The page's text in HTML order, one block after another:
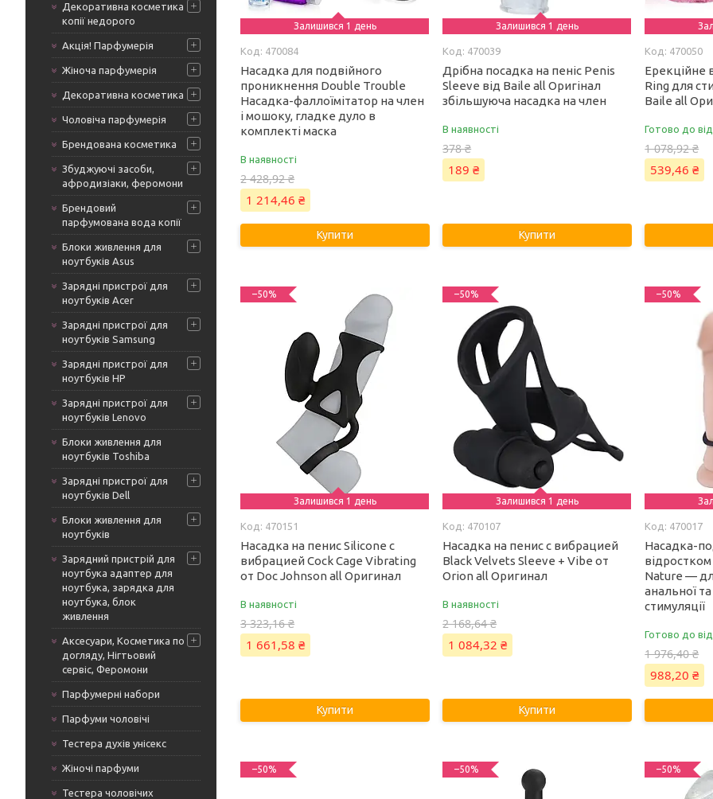
Декоративна косметика
копії недорого
Акція! Парфумерія
Жіноча парфумерія
Декоративна косметика
Чоловіча парфумерія
Брендована косметика
Збуджуючі засоби,
афродизіаки, феромони
Брендовий
парфумована вода копії
Блоки живлення для
ноутбуків Asus
Зарядні пристрої для
ноутбуків Acer
Зарядні пристрої для
ноутбуків Samsung
Зарядні пристрої для
ноутбуків HP
Зарядні пристрої для
ноутбуків Lenovo
Блоки живлення для
ноутбуків Toshiba
Зарядні пристрої для
ноутбуків Dell
Блоки живлення для
ноутбуків
Зарядний пристрій для
ноутбука адаптер для
ноутбука, зарядка для
ноутбука, блок
живлення
Аксесуари, Косметика по
догляду, Нігтьовий
сервіс, Феромони
Парфумерні набори
Парфуми чоловічі
Тестера духів унісекс
Жіночі парфуми
Тестера чоловічих
Залишився 1 день
470084
Насадка для подвійного
проникнення Double Trouble
Насадка-фаллоїмітатор на член
і мошоку, гладке дуло в
комплекті маска
В наявності
2 428,92 ₴
1 214,46 ₴
Купити
Залишився 1 день
470039
Дрібна посадка на пеніс Penis
Sleeve від Baile all Оригінал
збільшуюча насадка на член
В наявності
378 ₴
189 ₴
Купити
470050
Ерекційне
Ring для
Baile all
Готово до
1 078,92 ₴
539,46 ₴
–50%
Залишився 1 день
470151
Насадка на пенис Silicone с
вибрацией Cock Cage Vibrating
от Doc Johnson all Оригинал
В наявності
3 323,16 ₴
1 661,58 ₴
Купити
–50%
Залишився 1 день
470107
Насадка на пенис с вибрацией
Black Velvets Sleeve + Vibe от
Orion all Оригинал
В наявності
2 168,64 ₴
1 084,32 ₴
Купити
–50%
470017
Насадка-
Nature —
анальної
стимуляції
Готово до
1 976,40 ₴
988,20 ₴
–50% –50% –50%